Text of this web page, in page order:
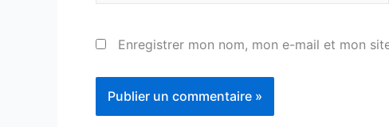
Enregistrer mon nom, mon e-mail et mon